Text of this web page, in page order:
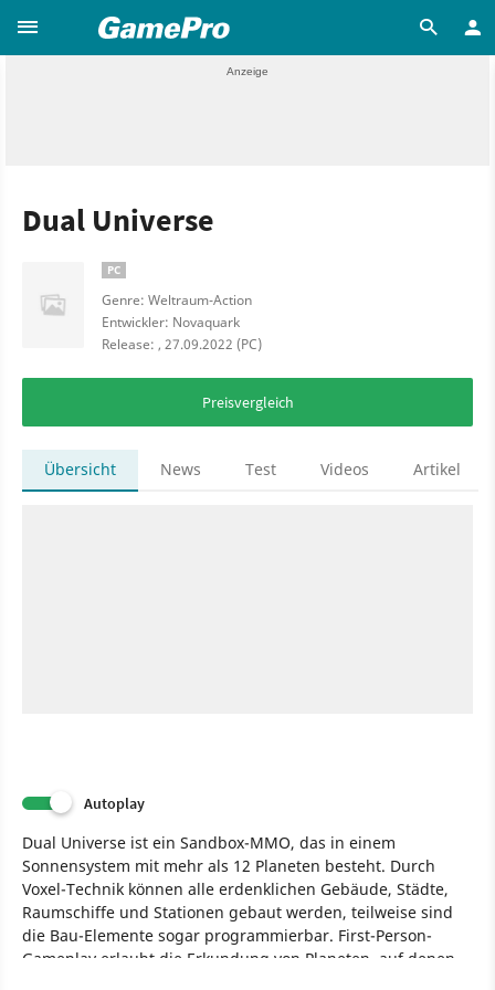
Dual Universe
PC
Genre: Weltraum-Action
Entwickler: Novaquark
Release: , 27.09.2022 (PC)
Preisvergleich
Übersicht News Test Videos Artikel
Autoplay
Dual Universe ist ein Sandbox-MMO, das in einem
Sonnensystem mit mehr als 12 Planeten besteht. Durch
Voxel-Technik können alle erdenklichen Gebäude, Städte,
Raumschiffe und Stationen gebaut werden, teilweise sind
die Bau-Elemente sogar programmierbar. First-Person-
Gameplay erlaubt die Erkundung von Planeten, auf denen